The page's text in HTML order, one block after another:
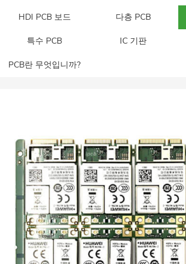
HDI PCB 보드 다층 PCB
특수 PCB IC 기판
PCB란 무엇입니까?